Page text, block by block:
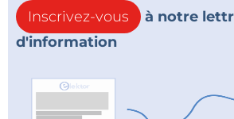
Inscrivez-vous
à notre
d'information